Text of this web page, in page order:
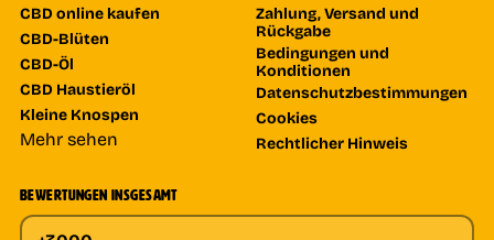
CBD online kaufen
CBD-Blüten
CBD-Öl
CBD Haustieröl
Kleine Knospen
Mehr sehen
Zahlung, Versand und
Rückgabe
Bedingungen und
Konditionen
Datenschutzbestimmungen
Cookies
Rechtlicher Hinweis
BEWERTUNGEN INSGESAMT